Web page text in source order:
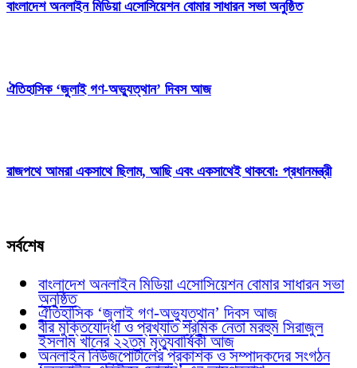
বাংলাদেশ অনলাইন মিডিয়া এসোসিয়েশন বোমার সাধারন সভা অনুষ্ঠিত
ঐতিহাসিক ‘জুলাই গণ-অভ্যুত্থান’ দিবস আজ
রাজপথে আমরা একসাথে ছিলাম, আছি এবং একসাথেই থাকবো: প্রধানমন্ত্রী
সর্বশেষ
বাংলাদেশ অনলাইন মিডিয়া এসোসিয়েশন বোমার সাধারন সভা
অনুষ্ঠিত
ঐতিহাসিক ‘জুলাই গণ-অভ্যুত্থান’ দিবস আজ
বীর মুক্তিযোদ্ধা ও প্রখ্যাত শ্রমিক নেতা মরহুম সিরাজুল
ইসলাম খানের ২২তম মৃত্যুবার্ষিকী আজ
অনলাইন নিউজপোর্টালের প্রকাশক ও সম্পাদকদের সংগঠন